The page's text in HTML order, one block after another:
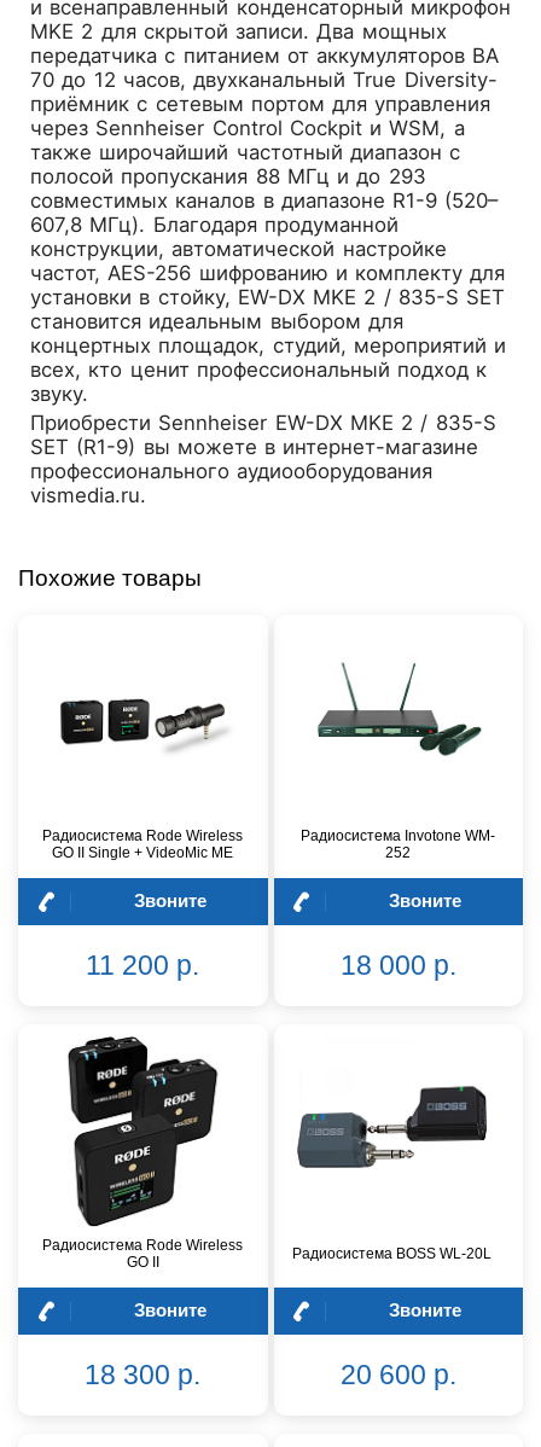
и всенаправленный конденсаторный микрофон
MKE 2 для скрытой записи. Два мощных
передатчика с питанием от аккумуляторов BA
70 до 12 часов, двухканальный True Diversity-
приёмник с сетевым портом для управления
через Sennheiser Control Cockpit и WSM, а
также широчайший частотный диапазон с
полосой пропускания 88 МГц и до 293
совместимых каналов в диапазоне R1-9 (520–
607,8 МГц). Благодаря продуманной
конструкции, автоматической настройке
частот, AES-256 шифрованию и комплекту для
установки в стойку, EW-DX MKE 2 / 835-S SET
становится идеальным выбором для
концертных площадок, студий, мероприятий и
всех, кто ценит профессиональный подход к
звуку.
Приобрести Sennheiser EW-DX MKE 2 / 835-S
SET (R1-9) вы можете в интернет-магазине
профессионального аудиооборудования
vismedia.ru.
Похожие товары
Радиосистема Rode Wireless
GO II Single + VideoMic ME
Звоните
11 200 р.
Радиосистема Invotone WM-
252
Звоните
18 000 р.
Радиосистема Rode Wireless
GO II
Звоните
18 300 р.
Радиосистема BOSS WL-20L
Звоните
20 600 р.